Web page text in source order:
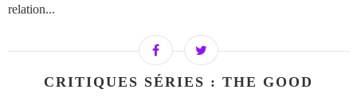
relation...
CRITIQUES SÉRIES : THE GOOD